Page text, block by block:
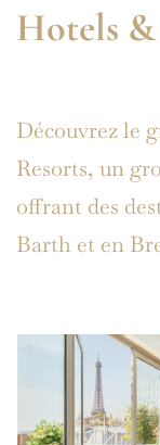
Hotels
Découvrez le
Resorts, un
offrant des
Barth et en